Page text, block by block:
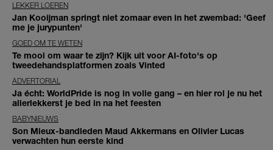
LEKKER LOEREN
Jan Kooijman springt niet zomaar even in het zwembad: 'Geef
me je jurypunten'
GOED OM TE WETEN
Te mooi om waar te zijn? Kijk uit voor AI-foto's op
tweedehandsplatformen zoals Vinted
ADVERTORIAL
Ja écht: WorldPride is nog in volle gang – en hier rol je nu het
allerlekkerst je bed in na het feesten
BABYNIEUWS
Son Mieux-bandleden Maud Akkermans en Olivier Lucas
verwachten hun eerste kind